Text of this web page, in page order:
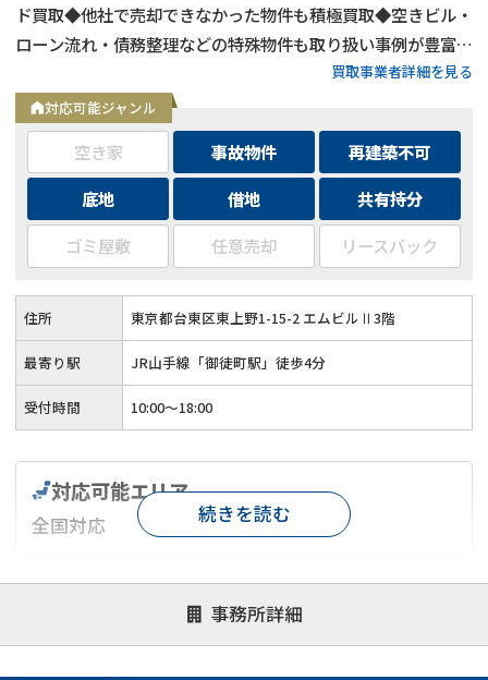
ド買取◆他社で売却できなかった物件も積極買取◆空きビル・
ローン流れ・債務整理などの特殊物件も取り扱い事例が豊富◆
買取事業者詳細を見る
対応可能ジャンル
空き家 事故物件
再建築不可
底地
借地
共有持分
ゴミ屋敷
任意売却 リースバック
住所 東京都台東区東上野1-15-2 エムビルⅡ3階
最寄り駅 JR山手線「御徒町駅」徒歩4分
受付時間 10:00〜18:00
事務所詳細
対応可能エリア
全国対応
対応が親身 オンライン面談可能
レスポンスが早い
1億円以上の買取可
続きを読む